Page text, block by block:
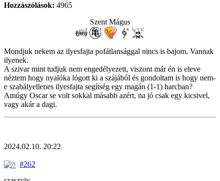
Hozzászólások: 4965
Szent Mágus
Mondjuk nekem az ilyesfajta pofátlansággal nincs is bajom. Vannak
ilyenek.
A szivar mint tudjuk nem engedélyezett, viszont már én is eleve
néztem hogy nyalóka lógott ki a szájából és gondoltam is hogy nem-
e szabályellenes ilyesfajta segítség egy magán (1-1) harcban?
Amúgy Oscar se volt sokkal másabb azért, na jó csak egy kicsivel,
vagy akár a dagi.
2024.02.10. 20:22
#262